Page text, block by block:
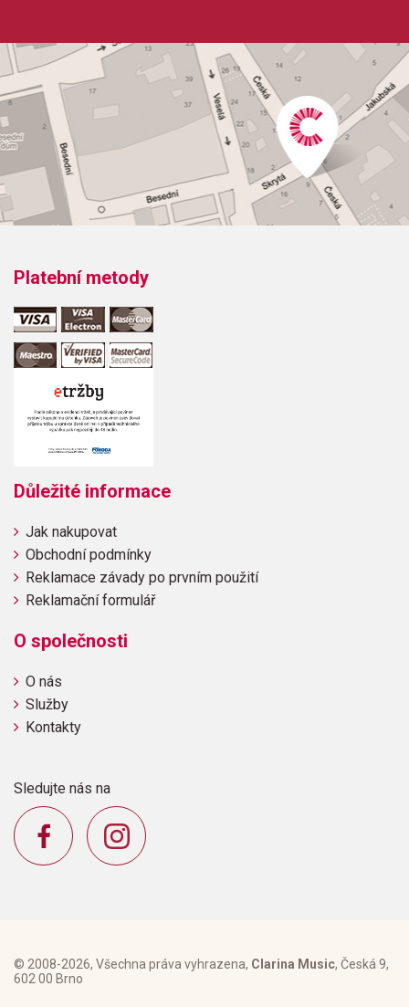
Platební metody
Důležité informace
Jak nakupovat
Obchodní podmínky
Reklamace závady po prvním použití
Reklamační formulář
O společnosti
O nás
Služby
Kontakty
Sledujte nás na
© 2008-2026, Všechna práva vyhrazena, Clarina Music, Česká 9,
602 00 Brno